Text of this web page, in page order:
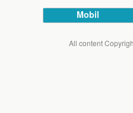
Mobil
All content